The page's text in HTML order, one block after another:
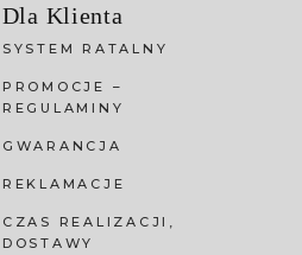
Dla Klienta
SYSTEM RATALNY
PROMOCJE –
REGULAMINY
GWARANCJA
REKLAMACJE
CZAS REALIZACJI,
DOSTAWY